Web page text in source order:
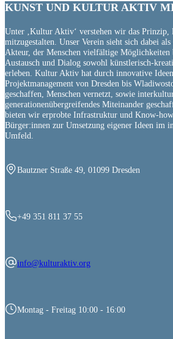
KUNST UND KULTUR AKTIV
Unter ‚Kultur Aktiv‘ verstehen wir das
mitzugestalten. Unser Verein sieht sich dabei
Akteur, der Menschen vielfältige Möglichkeiten
Austausch und Dialog sowohl künstlerisch-
erleben. Kultur Aktiv hat durch innovative
Projektmanagement von Dresden bis
geschaffen, Menschen vernetzt, sowie
generationenübergreifendes Miteinander
bieten wir erprobte Infrastruktur und Know-
Bürger:innen zur Umsetzung eigener Ideen im
Umfeld.
Bautzner Straße 49, 01099 Dresden
+49 351 811 37 55
info@kulturaktiv.org
Montag - Freitag 10:00 - 16:00